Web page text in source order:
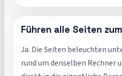
Führen alle Seiten
Ja. Die Seiten beleuchten
rund um denselben Rechner